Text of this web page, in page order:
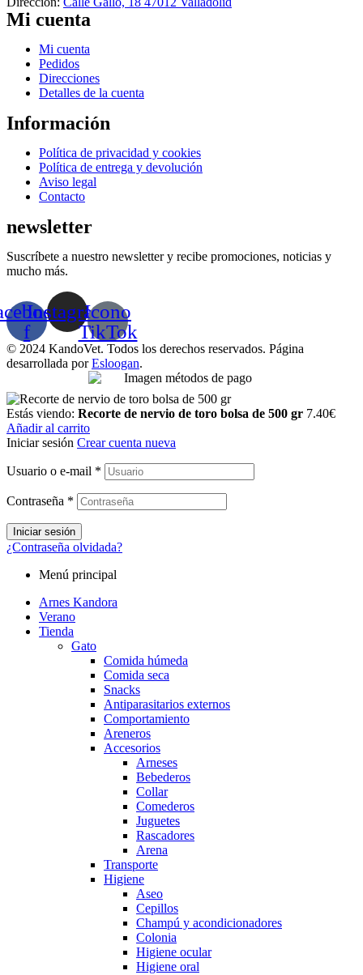
elegir
Mi cuenta
Menú
Mi cuenta
Pedidos
Direcciones
Detalles de la cuenta
Información
Menú
Política de privacidad y cookies
Política de entrega y devolución
Aviso legal
Contacto
newsletter
Suscríbete a nuestro newsletter y recibe promociones, noticias y
mucho más.
f
InstagramIcono
TikTok
© 2024 KandoVet. Todos los derechos reservados. Página
desarrollada porEsloogan.
Estás viendo: Recorte de nervio de toro bolsa de 500 gr 7.40€
Añadir al carrito
Iniciar sesión Crear cuenta nueva
Usuario o e-mail *
Contraseña *
Iniciar sesión
¿Contraseña olvidada?
Menú principal
Arnes Kandora
Verano
Tienda
Gato
Comida húmeda
Comida seca
Snacks
Antiparasitarios externos
Comportamiento
Areneros
Accesorios
Arneses
Bebederos
Collar
Comederos
Juguetes
Rascadores
Arena
Transporte
Higiene
Aseo
Cepillos
Champú y acondicionadores
Colonia
Higiene ocular
Higiene oral